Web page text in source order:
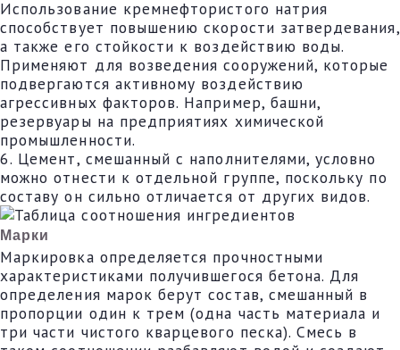
Использование кремнефтористого натрия
способствует повышению скорости затвердевания,
а также его стойкости к воздействию воды.
Применяют для возведения сооружений, которые
подвергаются активному воздействию
агрессивных факторов. Например, башни,
резервуары на предприятиях химической
промышленности.
6. Цемент, смешанный с наполнителями, условно
можно отнести к отдельной группе, поскольку по
составу он сильно отличается от других видов.
Марки
Маркировка определяется прочностными
характеристиками получившегося бетона. Для
определения марок берут состав, смешанный в
пропорции один к трем (одна часть материала и
три части чистого кварцевого песка). Смесь в